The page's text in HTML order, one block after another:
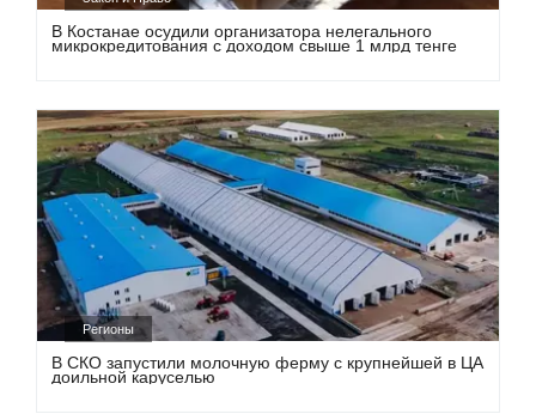
В Костанае осудили организатора нелегального
микрокредитования с доходом свыше 1 млрд тенге
Регионы
В СКО запустили молочную ферму с крупнейшей в ЦА
доильной каруселью